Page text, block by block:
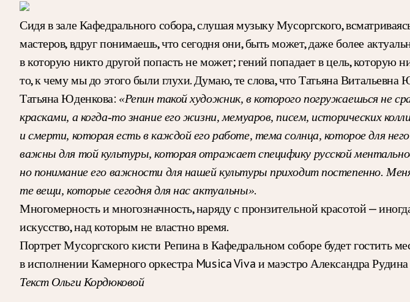
Сидя в зале Кафедрального собора, слушая музыку Мусоргского,
мастеров, вдруг понимаешь, что сегодня они, быть может, даже более
в которую никто другой попасть не может; гений попадает в цель, которую
то, к чему мы до этого были глухи. Думаю, те слова, что Татьяна
Татьяна Юденкова: «Репин такой художник, в которого погружаешься не
красками, а когда-то знание его жизни, мемуаров, писем, исторических
и смерти, которая есть в каждой его работе, тема солнца, которое для
важны для той культуры, которая отражает специфику русской
но понимание его важности для нашей культуры приходит постепенно.
те вещи, которые сегодня для нас актуальны».
Многомерность и многозначность, наряду с пронзительной красотой —
искусство, над которым не властно время.
Портрет Мусоргского кисти Репина в Кафедральном соборе будет гостить
в исполнении Камерного оркестра Musica Viva и маэстро Александра Рудина
Текст Ольги Кордюковой